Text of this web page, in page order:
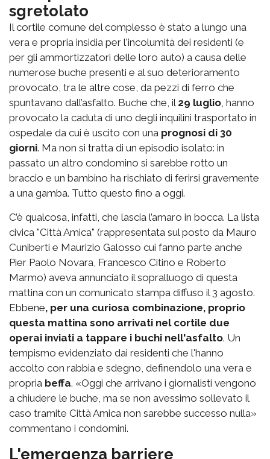
sgretolato
Il cortile comune del complesso è stato a lungo una
vera e propria insidia per l'incolumità dei residenti (e
per gli ammortizzatori delle loro auto) a causa delle
numerose buche presenti e al suo deterioramento
provocato, tra le altre cose, da pezzi di ferro che
spuntavano dall’asfalto. Buche che, il 29 luglio , hanno
provocato la caduta di uno degli inquilini trasportato in
ospedale da cui è uscito con una prognosi di 30
giorni. Ma non si tratta di un episodio isolato: in
passato un altro condomino si sarebbe rotto un
braccio e un bambino ha rischiato di ferirsi gravemente
a una gamba. Tutto questo fino a oggi.
C’è qualcosa, infatti, che lascia l’amaro in bocca. La lista
civica "Città Amica" (rappresentata sul posto da Mauro
Cuniberti e Maurizio Galosso cui fanno parte anche
Pier Paolo Novara, Francesco Citino e Roberto
Marmo) aveva annunciato il sopralluogo di questa
mattina con un comunicato stampa diffuso il 3 agosto.
Ebbene, per una curiosa combinazione, proprio
questa mattina sono arrivati nel cortile due
operai inviati a tappare i buchi nell'asfalto. Un
tempismo evidenziato dai residenti che l'hanno
accolto con rabbia e sdegno, definendolo una vera e
propria beffa. «Oggi che arrivano i giornalisti vengono
a chiudere le buche, ma se non avessimo sollevato il
caso tramite Città Amica non sarebbe successo nulla»
commentano i condomini.
L'emergenza barriere